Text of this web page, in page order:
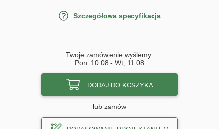
Szczegółowa specyfikacja
Twoje zamówienie wyślemy:
Pon, 10.08 - Wt, 11.08
DODAJ DO KOSZYKA
lub zamów